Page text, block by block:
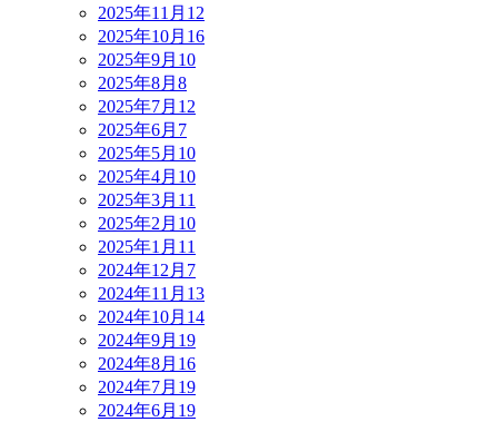
2025年11月 12
2025年10月 16
2025年9月 10
2025年8月 8
2025年7月 12
2025年6月 7
2025年5月 10
2025年4月 10
2025年3月 11
2025年2月 10
2025年1月 11
2024年12月 7
2024年11月 13
2024年10月 14
2024年9月 19
2024年8月 16
2024年7月 19
2024年6月 19